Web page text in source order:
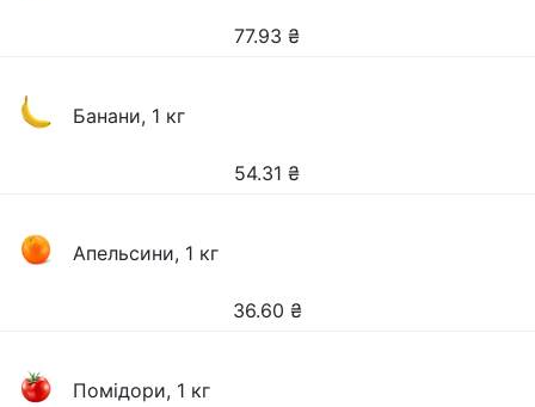
77.93 ₴
Банани, 1 кг
54.31 ₴
Апельсини, 1 кг
36.60 ₴
Помідори, 1 кг